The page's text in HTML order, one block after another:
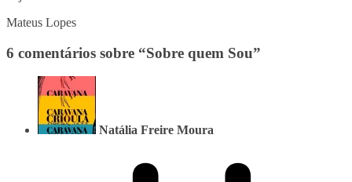
Mateus Lopes
6 comentários sobre “Sobre quem Sou”
Natália Freire Moura